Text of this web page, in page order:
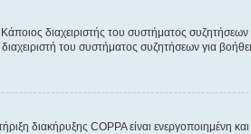
διαχειριστής του συστήματος συζητήσεων
του συστήματος συζητήσεων για
διακήρυξης COPPA είναι ενεργοποιημένη και